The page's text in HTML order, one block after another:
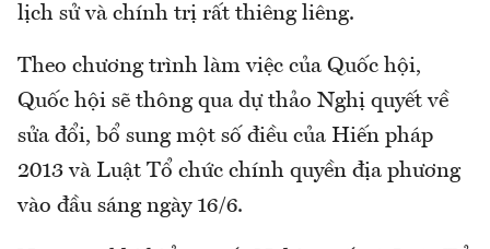
lịch sử và chính trị rất thiêng liêng.
Theo chương trình làm việc của Quốc hội,
Quốc hội sẽ thông qua dự thảo Nghị quyết về
sửa đổi, bổ sung một số điều của Hiến pháp
2013 và Luật Tổ chức chính quyền địa phương
vào đầu sáng ngày 16/6.